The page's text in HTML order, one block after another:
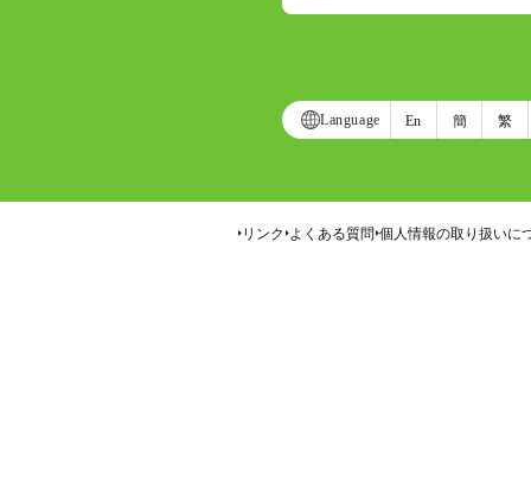
Language En 簡 繁
リンク よくある質問 個人情報の取り扱いに